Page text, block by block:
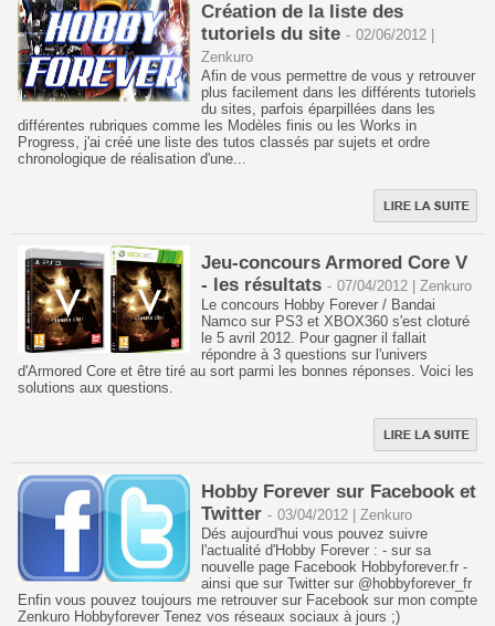
Création de la liste des
tutoriels du site - 02/06/2012 |
Zenkuro
Afin de vous permettre de vous y retrouver
plus facilement dans les différents tutoriels
du sites, parfois éparpillées dans les
différentes rubriques comme les Modèles finis ou les Works in
Progress, j'ai créé une liste des tutos classés par sujets et ordre
chronologique de réalisation d'une...
Jeu-concours Armored Core V
- les résultats - 07/04/2012 | Zenkuro
Le concours Hobby Forever / Bandai
Namco sur PS3 et XBOX360 s'est cloturé
le 5 avril 2012. Pour gagner il fallait
répondre à 3 questions sur l'univers
d'Armored Core et être tiré au sort parmi les bonnes réponses. Voici les
solutions aux questions.
Hobby Forever sur Facebook et
Twitter - 03/04/2012 | Zenkuro
Dés aujourd'hui vous pouvez suivre
l'actualité d'Hobby Forever : - sur sa
nouvelle page Facebook Hobbyforever.fr -
ainsi que sur Twitter sur @hobbyforever_fr
Enfin vous pouvez toujours me retrouver sur Facebook sur mon compte
Zenkuro Hobbyforever Tenez vos réseaux sociaux à jours ;)